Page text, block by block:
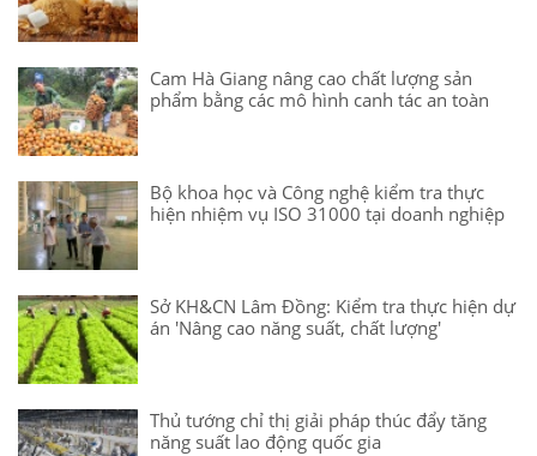
Cam Hà Giang nâng cao chất lượng sản
phẩm bằng các mô hình canh tác an toàn
Bộ khoa học và Công nghệ kiểm tra thực
hiện nhiệm vụ ISO 31000 tại doanh nghiệp
Sở KH&CN Lâm Đồng: Kiểm tra thực hiện dự
án 'Nâng cao năng suất, chất lượng'
Thủ tướng chỉ thị giải pháp thúc đẩy tăng
năng suất lao động quốc gia